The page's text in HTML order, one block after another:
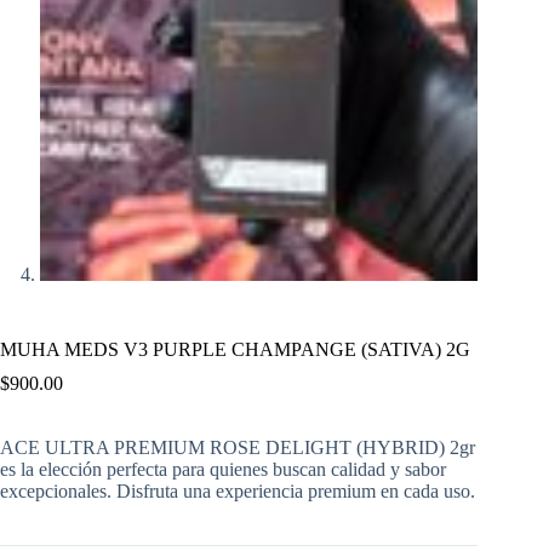
MUHA MEDS V3 PURPLE CHAMPANGE (SATIVA) 2G
$900.00
ACE ULTRA PREMIUM ROSE DELIGHT (HYBRID) 2gr
es la elección perfecta para quienes buscan calidad y sabor
excepcionales. Disfruta una experiencia premium en cada uso.